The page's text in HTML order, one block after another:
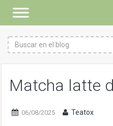
Matcha latte
06/08/2025 Teatox